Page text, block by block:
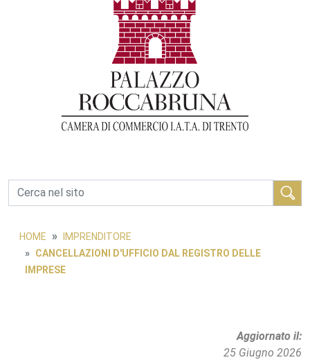
Cerca
HOME
IMPRENDITORE
CANCELLAZIONI D'UFFICIO DAL REGISTRO DELLE
IMPRESE
Aggiornato il
25 Giugno 2026